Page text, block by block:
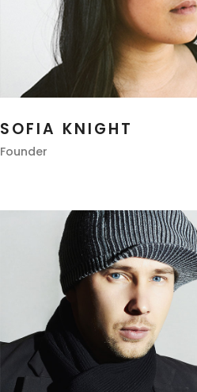
SOFIA KNIGHT
Founder